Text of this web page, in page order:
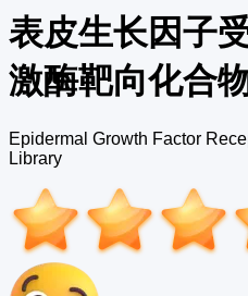
表皮生长因子
激酶靶向化合
Epidermal Growth Factor
Library